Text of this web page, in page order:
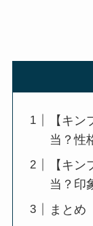
【キ
当？性
【キ
当？印
まとめ